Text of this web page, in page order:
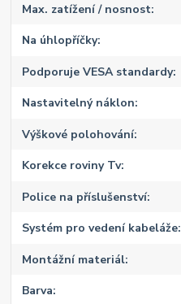
Max. zatížení / nosnost
Na úhlopříčky
Podporuje VESA standardy
Nastavitelný náklon
Výškové polohování
Korekce roviny Tv
Police na příslušenství
Systém pro vedení kabeláže
Montážní materiál
Barva